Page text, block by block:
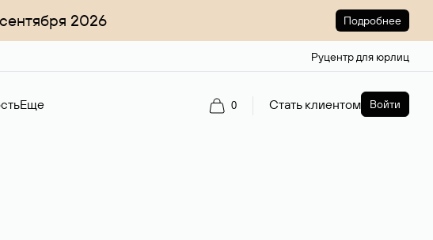
2026 Подробнее
Руцентр для юрлиц
Еще 0 Стать клиентом Войти